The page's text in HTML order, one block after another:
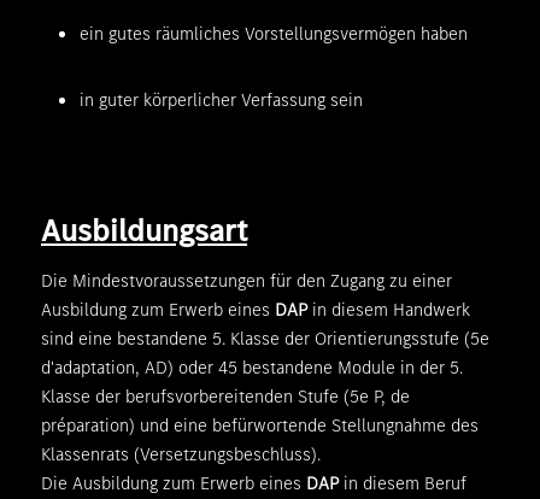
ein gutes räumliches Vorstellungsvermögen haben
in guter körperlicher Verfassung sein
Ausbildungsart
Die Mindestvoraussetzungen für den Zugang zu einer
Ausbildung zum Erwerb eines DAPin diesem Handwerk
sind eine bestandene 5. Klasse der Orientierungsstufe (5e
d'adaptation, AD) oder 45 bestandene Module in der 5.
Klasse der berufsvorbereitenden Stufe (5e P, de
préparation) und eine befürwortende Stellungnahme des
Klassenrats (Versetzungsbeschluss).
Die Ausbildung zum Erwerb eines DAPin diesem Beruf